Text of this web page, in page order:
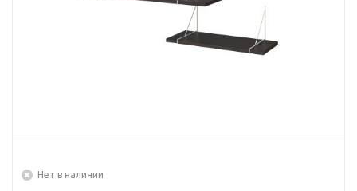
Нет в наличии